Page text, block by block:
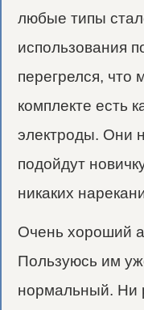
любые типы
использования
перегрелся, что
комплекте есть
электроды. Они
подойдут
никаких
Очень хороший
Пользуюсь им
нормальный. Ни